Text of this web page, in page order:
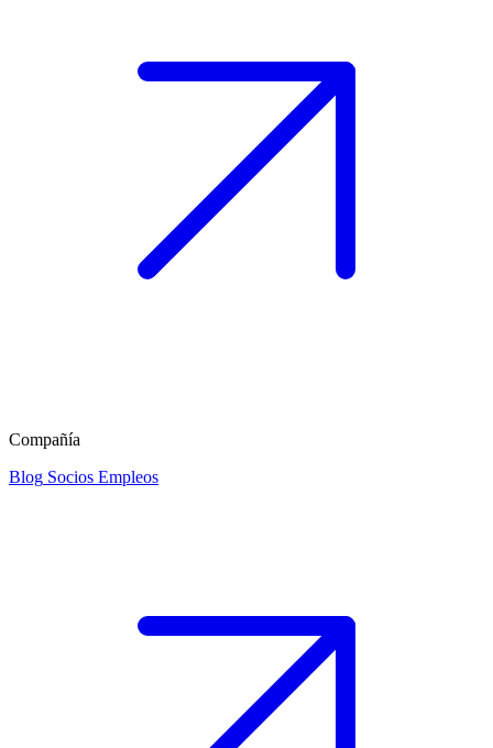
Compañía
Blog Socios Empleos